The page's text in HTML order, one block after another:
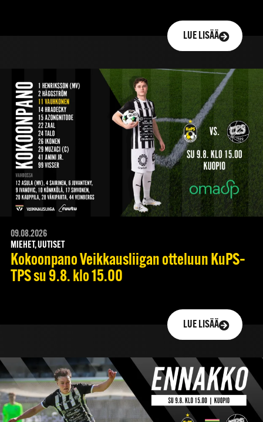
LUE LISÄÄ
09.08.2026
MIEHET, UUTISET
Kokoonpano Veikkausliigan otteluun KuPS–
TPS su 9.8. klo 15.00
LUE LISÄÄ